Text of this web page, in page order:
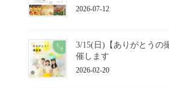
2026-07-12
3/15(日)【ありがとうの
催します
2026-02-20